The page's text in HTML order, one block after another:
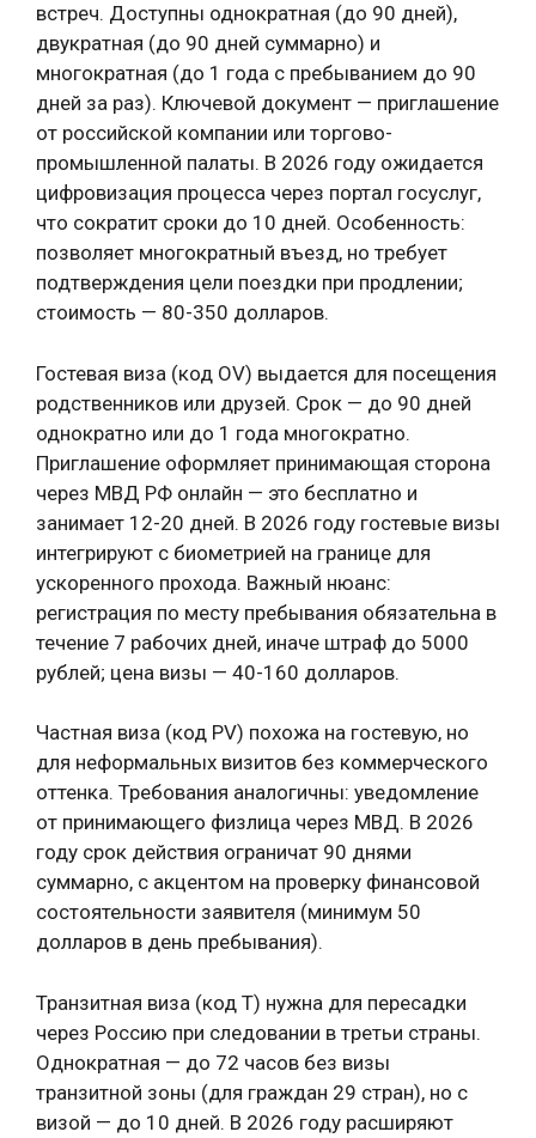
встреч. Доступны однократная (до 90 дней),
двукратная (до 90 дней суммарно) и
многократная (до 1 года с пребыванием до 90
дней за раз). Ключевой документ — приглашение
от российской компании или торгово-
промышленной палаты. В 2026 году ожидается
цифровизация процесса через портал госуслуг,
что сократит сроки до 10 дней. Особенность:
позволяет многократный въезд, но требует
подтверждения цели поездки при продлении;
стоимость — 80-350 долларов.
Гостевая виза (код OV) выдается для посещения
родственников или друзей. Срок — до 90 дней
однократно или до 1 года многократно.
Приглашение оформляет принимающая сторона
через МВД РФ онлайн — это бесплатно и
занимает 12-20 дней. В 2026 году гостевые визы
интегрируют с биометрией на границе для
ускоренного прохода. Важный нюанс:
регистрация по месту пребывания обязательна в
течение 7 рабочих дней, иначе штраф до 5000
рублей; цена визы — 40-160 долларов.
Частная виза (код PV) похожа на гостевую, но
для неформальных визитов без коммерческого
оттенка. Требования аналогичны: уведомление
от принимающего физлица через МВД. В 2026
году срок действия ограничат 90 днями
суммарно, с акцентом на проверку финансовой
состоятельности заявителя (минимум 50
долларов в день пребывания).
Транзитная виза (код T) нужна для пересадки
через Россию при следовании в третьи страны.
Однократная — до 72 часов без визы
транзитной зоны (для граждан 29 стран), но с
визой — до 10 дней. В 2026 году расширяют